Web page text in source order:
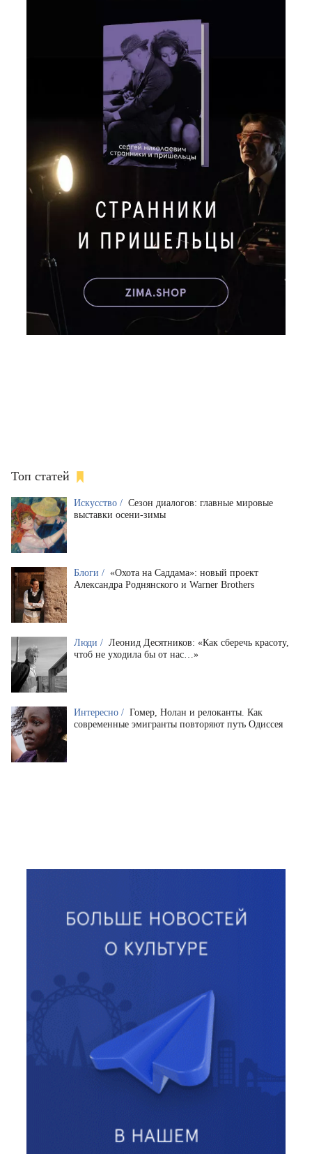
Топ статей
Искусство / Сезон диалогов: главные мировые
выставки осени-зимы
Блоги / «Охота на Саддама»: новый проект
Александра Роднянского и Warner Brothers
Люди / Леонид Десятников: «Как сберечь красоту,
чтоб не уходила бы от нас…»
Интересно / Гомер, Нолан и релоканты. Как
современные эмигранты повторяют путь Одиссея